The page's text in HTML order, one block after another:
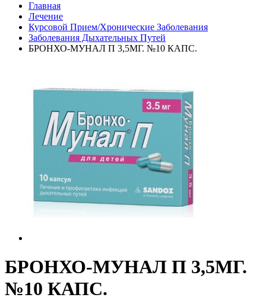
Главная
Лечение
Курсовой Прием/Хронические Заболевания
Заболевания Дыхательных Путей
БРОНХО-МУНАЛ П 3,5МГ. №10 КАПС.
БРОНХО-МУНАЛ П 3,5МГ.
№10 КАПС.